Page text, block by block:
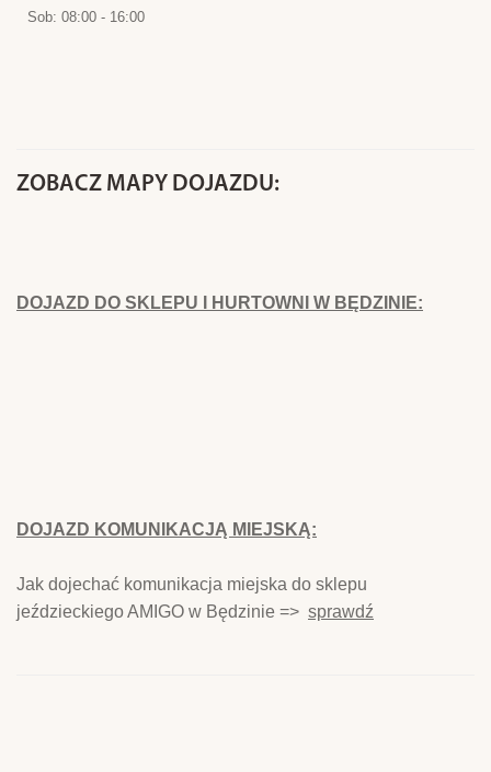
Sob: 08:00 - 16:00
ZOBACZ MAPY DOJAZDU:
DOJAZD DO SKLEPU I HURTOWNI W BĘDZINIE:
DOJAZD KOMUNIKACJĄ MIEJSKĄ:
Jak dojechać komunikacja miejska do sklepu
jeździeckiego AMIGO w Będzinie => sprawdź